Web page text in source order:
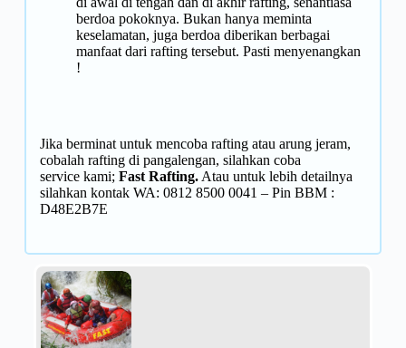
berdoa pokoknya. Bukan hanya meminta
keselamatan, juga berdoa diberikan berbagai
manfaat dari rafting tersebut. Pasti menyenangkan
!
Jika berminat untuk mencoba rafting atau arung jeram,
cobalah rafting di pangalengan, silahkan coba
service kami; Fast Rafting.Atau untuk lebih detailnya
silahkan kontak WA: 0812 8500 0041 – Pin BBM :
D48E2B7E